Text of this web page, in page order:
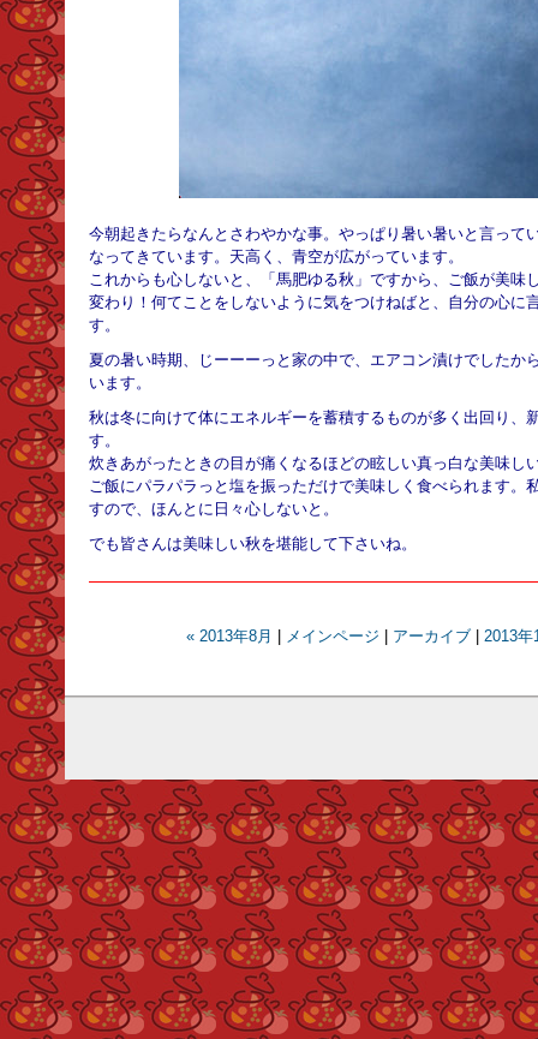
今朝起きたらなんとさわやかな事。やっぱり暑い暑いと言って
なってきています。天高く、青空が広がっています。
これからも心しないと、「馬肥ゆる秋」ですから、ご飯が美味
変わり！何てことをしないように気をつけねばと、自分の心に
す。
夏の暑い時期、じーーーっと家の中で、エアコン漬けでしたか
います。
秋は冬に向けて体にエネルギーを蓄積するものが多く出回り、
す。
炊きあがったときの目が痛くなるほどの眩しい真っ白な美味し
ご飯にパラパラっと塩を振っただけで美味しく食べられます。
すので、ほんとに日々心しないと。
でも皆さんは美味しい秋を堪能して下さいね。
« 2013年8月 | メインページ | アーカイブ | 2013年